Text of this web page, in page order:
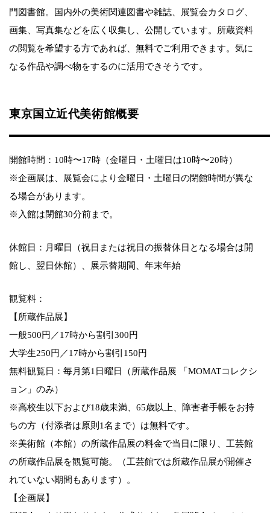
門図書館。国内外の美術関連図書や雑誌、展覧会カタログ、
画集、写真集などを広く収集し、公開しています。所蔵資料
の閲覧を希望する方であれば、無料でご利用できます。気に
なる作品や調べ物をするのに活用できそうです。
東京国立近代美術館概要
開館時間：10時〜17時（金曜日・土曜日は10時〜20時）
※企画展は、展覧会により金曜日・土曜日の閉館時間が異な
る場合があります。
※入館は閉館30分前まで。
休館日：月曜日（祝日または祝日の振替休日となる場合は開
館し、翌日休館）、展示替期間、年末年始
観覧料：
【所蔵作品展】
一般500円／17時から割引300円
大学生250円／17時から割引150円
無料観覧日：毎月第1日曜日（所蔵作品展 「MOMATコレクシ
ョン」のみ）
※高校生以下および18歳未満、65歳以上、障害者手帳をお持
ちの方（付添者は原則1名まで）は無料です。
※美術館（本館）の所蔵作品展の料金で当日に限り、工芸館
の所蔵作品展を観覧可能。（工芸館では所蔵作品展が開催さ
れていない期間もあります）。
【企画展】